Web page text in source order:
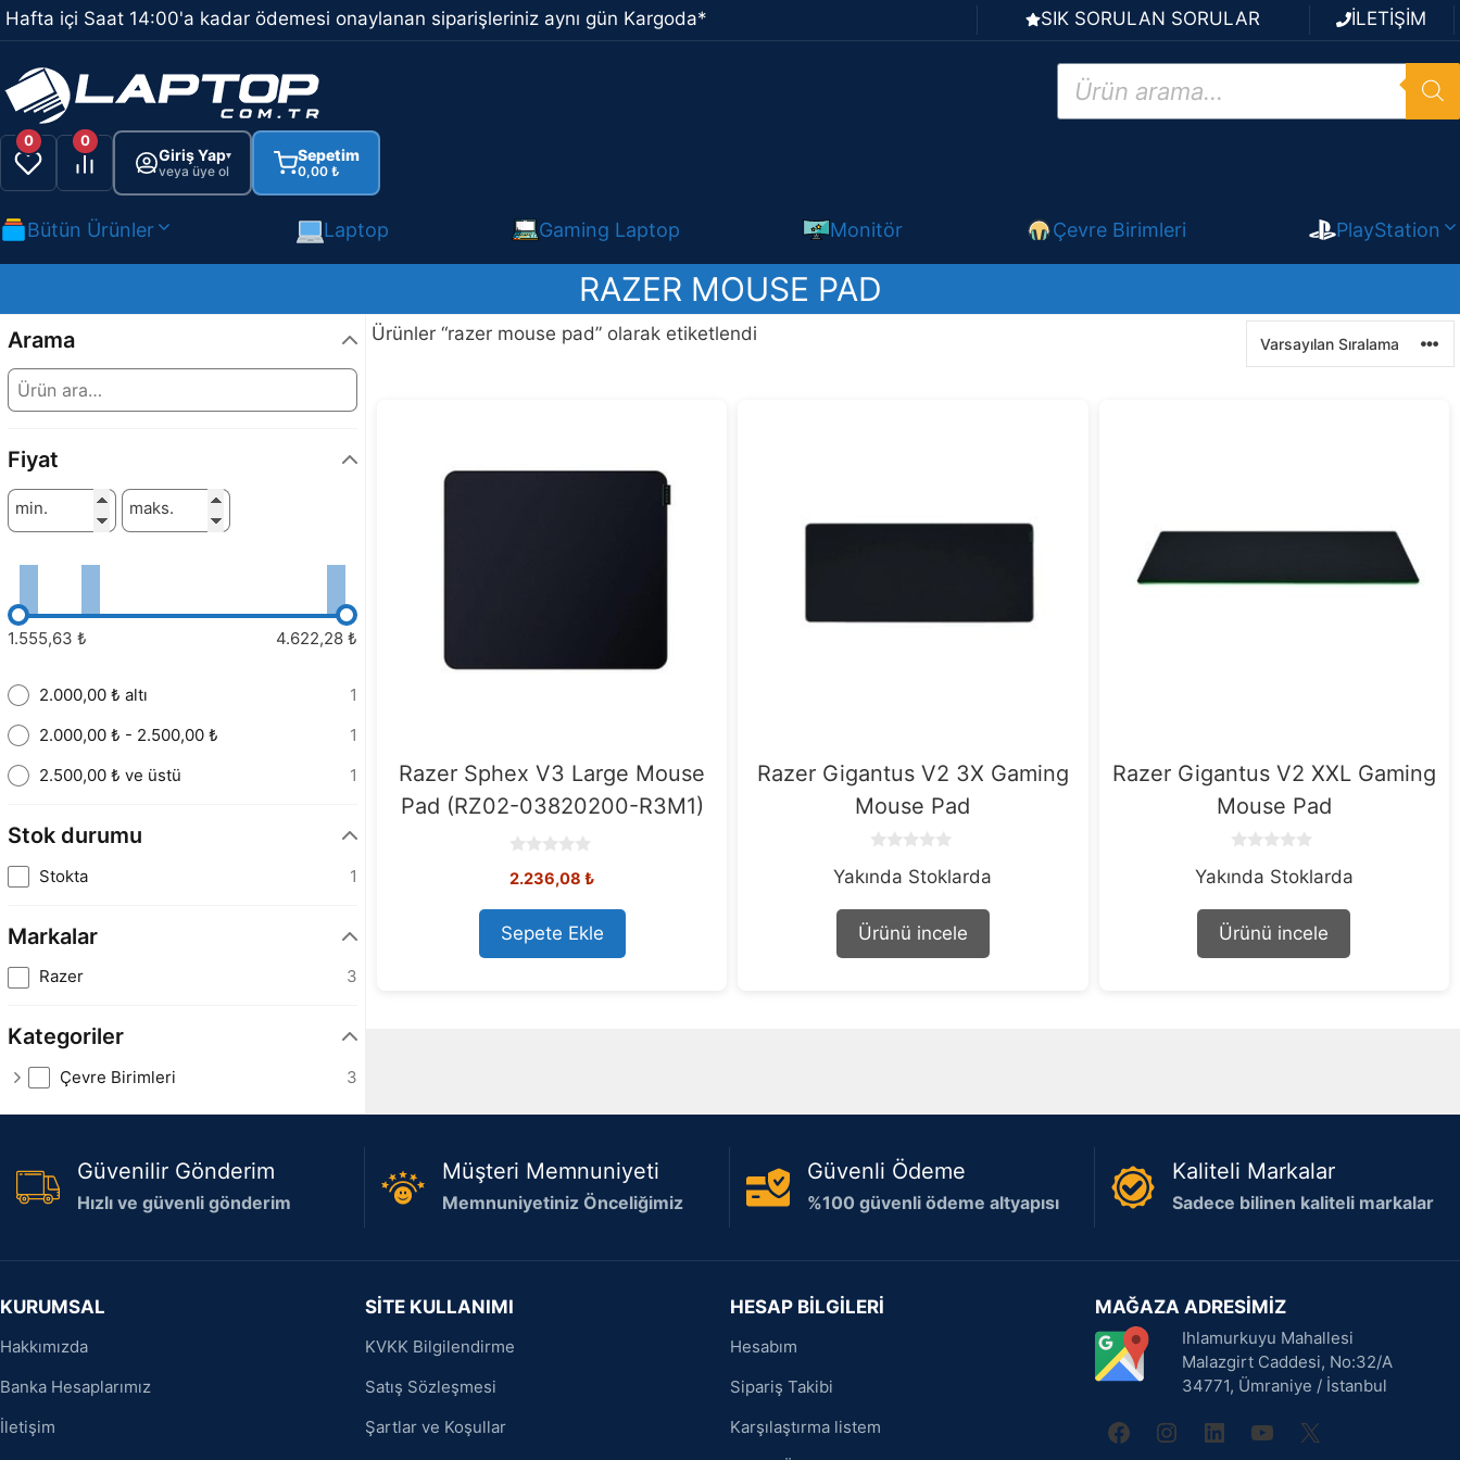
İçeriğe
atla
Hafta içi Saat 14:00'a kadar ödemesi onaylanan siparişleriniz aynı gün Kargoda* SIK SORULAN SORULAR İLETİŞİM
Products
search
0 0
Giriş Yap▾
veya üye ol
Sepetim
0,00 ₺
Bütün Ürünler Laptop Gaming Laptop Monitör Çevre Birimleri PlayStation
RAZER MOUSE PAD
Ürünler “razer mouse pad” olarak etiketlendi
Razer Sphex V3 Large Mouse
Pad (RZ02-03820200-R3M1)
o
t
o
f
5
2.236,08₺
Sepete Ekle
Razer Gigantus V2 3X Gaming
Mouse Pad
o
t
f
Yakında Stoklarda
Ürünü incele
Razer Gigantus V2 XXL Gaming
Mouse Pad
o
t
f
Yakında Stoklarda
Ürünü incele
Arama
Fiyat
min. maks.
1.555,63 ₺ 4.622,28 ₺
2.000,00 ₺ altı
1
2.000,00 ₺ - 2.500,00 ₺
1
2.500,00 ₺ ve üstü
1
Stok durumu
Stokta 1
Markalar
Razer 3
Kategoriler
Çevre Birimleri 3
Güvenilir Gönderim
Hızlı ve güvenli gönderim
Müşteri Memnuniyeti
Memnuniyetiniz Önceliğimiz
Güvenli Ödeme
%100 güvenli ödeme altyapısı
Kaliteli Markalar
Sadece bilinen kaliteli markalar
KURUMSAL
Hakkımızda
Banka Hesaplarımız
İletişim
SİTE KULLANIMI
KVKK Bilgilendirme
Satış Sözleşmesi
Şartlar ve Koşullar
HESAP BİLGİLERİ
Hesabım
Sipariş Takibi
Karşılaştırma listem
MAĞAZA ADRESİMİZ
Ihlamurkuyu Mahallesi
Malazgirt Caddesi, No:32/A
34771, Ümraniye / İstanbul
facebook
instagram
linkedinyoutube
X